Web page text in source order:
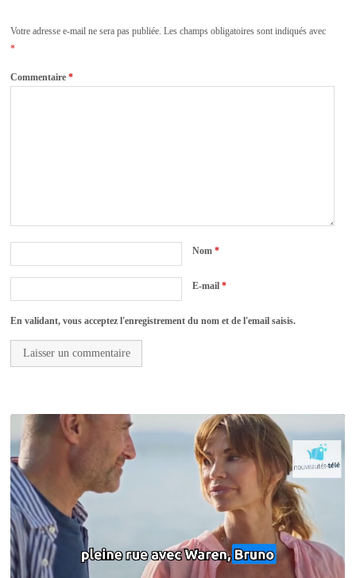
Votre adresse e-mail ne sera pas publiée. Les champs obligatoires sont indiqués avec
*
Commentaire*
Nom*
E-mail*
En validant, vous acceptez l'enregistrement du nom et de l'email saisis.